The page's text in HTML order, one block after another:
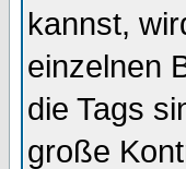
kannst,
einzelnen
die Tags
große